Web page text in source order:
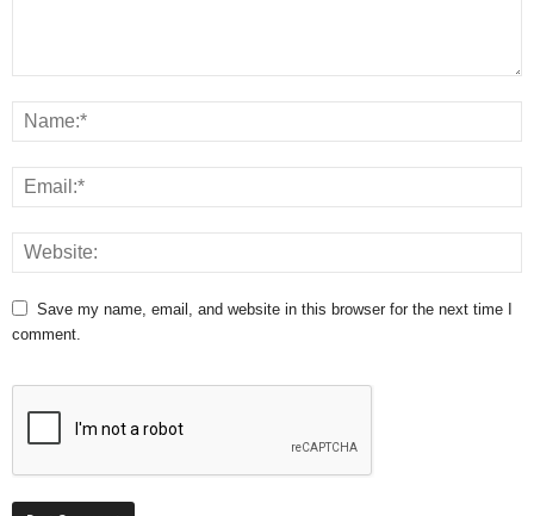
Save my name, email, and website in this browser for the next time I
comment.